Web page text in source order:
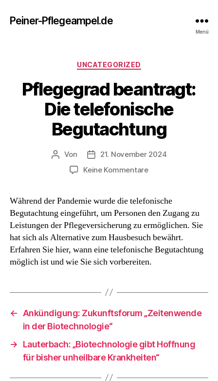
Peiner-Pflegeampel.de
Menü
Kategorien
UNCATEGORIZED
Pflegegrad beantragt:
Die telefonische
Begutachtung
Beitragsautor
Von Beitragsdatum
21. November 2024
Keine Kommentarezu
Die
telefonische
Begutachtung
Während der Pandemie wurde die telefonische
Begutachtung eingeführt, um Personen den Zugang zu
Leistungen der Pflegeversicherung zu ermöglichen. Sie
hat sich als Alternative zum Hausbesuch bewährt.
Erfahren Sie hier, wann eine telefonische Begutachtung
möglich ist und wie Sie sich vorbereiten.
←
Ankündigung: Zukunftsforum „Zeitenwende
in der Biotechnologie“
→
Lauterbach: „Biotechnologie gibt Hoffnung
für bisher unheilbare Krankheiten“